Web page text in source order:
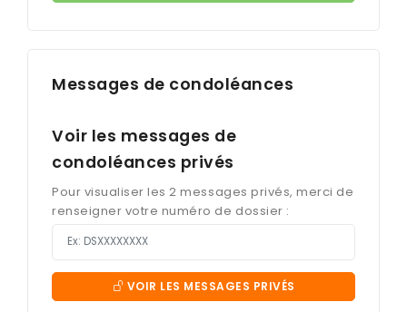
Messages de condoléances
Voir les messages de
condoléances privés
Pour visualiser les 2 messages privés, merci de
renseigner votre numéro de dossier :
VOIR LES MESSAGES PRIVÉS